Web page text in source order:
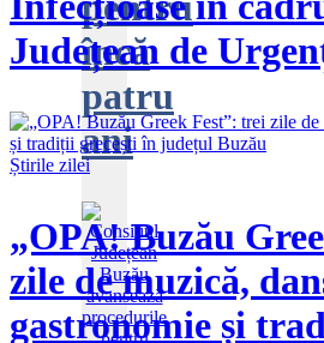
încă
patru
ani
Județean de
Știrile zilei
„OPA! Buzău
zile de muzică,
gastronomie și